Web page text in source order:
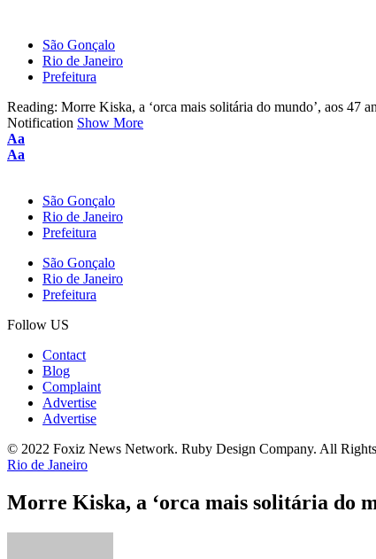
São Gonçalo
Rio de Janeiro
Prefeitura
Reading: Morre Kiska, a ‘orca mais solitária do mundo’, aos 47
Notification Show More
Font
Resizer
Aa
Font
Aa
São Gonçalo
Rio de Janeiro
Prefeitura
São Gonçalo
Rio de Janeiro
Prefeitura
Follow US
Contact
Blog
Complaint
Advertise
Advertise
© 2022 Foxiz News Network. Ruby Design Company. All
Rio de Janeiro
Morre Kiska, a ‘orca mais solitária do